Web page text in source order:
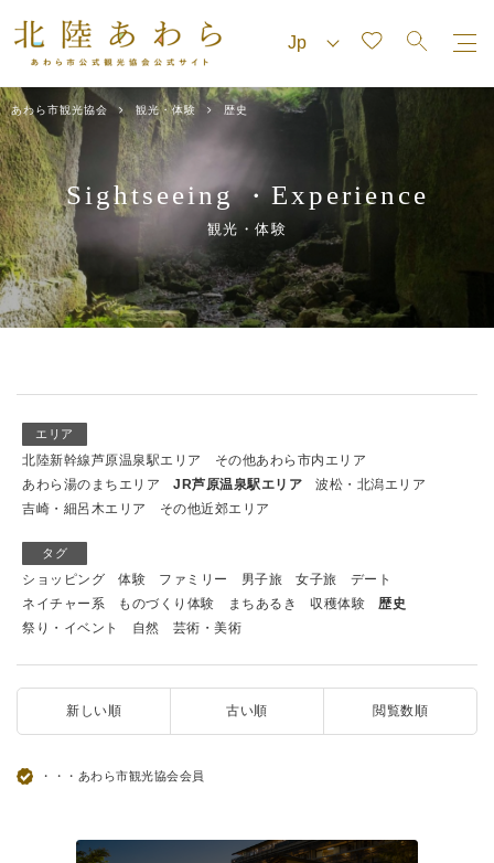
あわら市観光協会 観光・体験 歴史
Sightseeing・ Experience
観光・体験
エリア
北陸新幹線芦原温泉駅エリア
その他あわら市内エリア
あわら湯のまちエリア
JR芦原温泉駅エリア
波松・北潟エリア
吉崎・細呂木エリア
その他近郊エリア
タグ
ショッピング 体験 ファミリー 男子旅 女子旅
デート
ネイチャー系
ものづくり体験 まちあるき 収穫体験
歴史
祭り・イベント
自然 芸術・美術
新しい順 古い順 閲覧数順
・・・あわら市観光協会会員